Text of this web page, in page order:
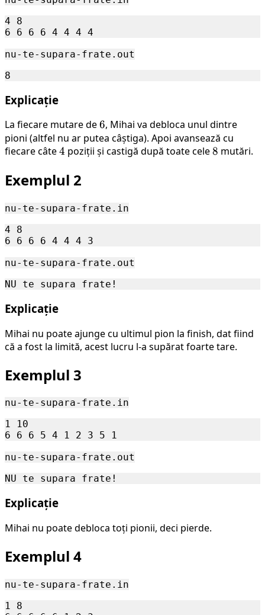
4 8
nu-te-supara-frate.out
Explicație
La fiecare mutare de6
6, Mihai va debloca unul dintre
pioni (altfel nu ar putea câștiga). Apoi avansează cu
fiecare câte4
4 poziții și castigă după toate cele8
8 mutări.
Exemplul 2
nu-te-supara-frate.in
4 8
nu-te-supara-frate.out
Explicație
Mihai nu poate ajunge cu ultimul pion la finish, dat fiind
că a fost la limită, acest lucru l-a supărat foarte tare.
Exemplul 3
nu-te-supara-frate.in
1 10
nu-te-supara-frate.out
Explicație
Mihai nu poate debloca toți pionii, deci pierde.
Exemplul 4
nu-te-supara-frate.in
1 8